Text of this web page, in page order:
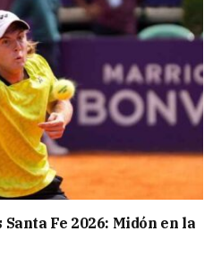
Fe 2026: Midón en la